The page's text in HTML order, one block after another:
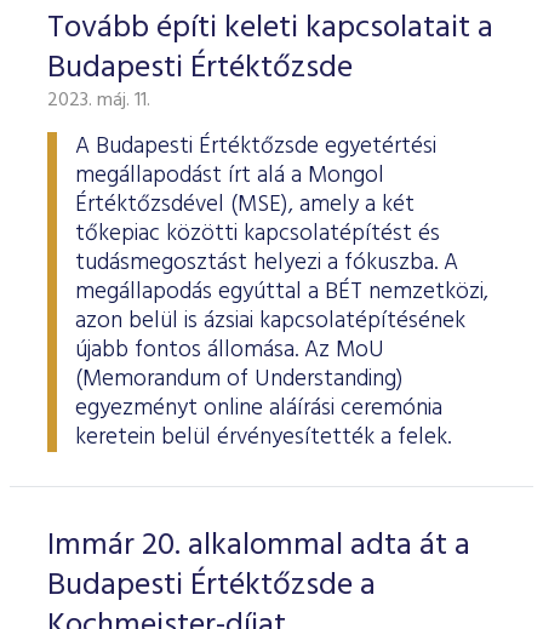
ESG Útmutató
Tovább építi keleti kapcsolatait a
Budapesti Értéktőzsde
2023. máj. 11.
A Budapesti Értéktőzsde egyetértési
megállapodást írt alá a Mongol
Értéktőzsdével (MSE), amely a két
tőkepiac közötti kapcsolatépítést és
tudásmegosztást helyezi a fókuszba. A
megállapodás egyúttal a BÉT nemzetközi,
azon belül is ázsiai kapcsolatépítésének
újabb fontos állomása. Az MoU
(Memorandum of Understanding)
egyezményt online aláírási ceremónia
keretein belül érvényesítették a felek.
Immár 20. alkalommal adta át a
Budapesti Értéktőzsde a